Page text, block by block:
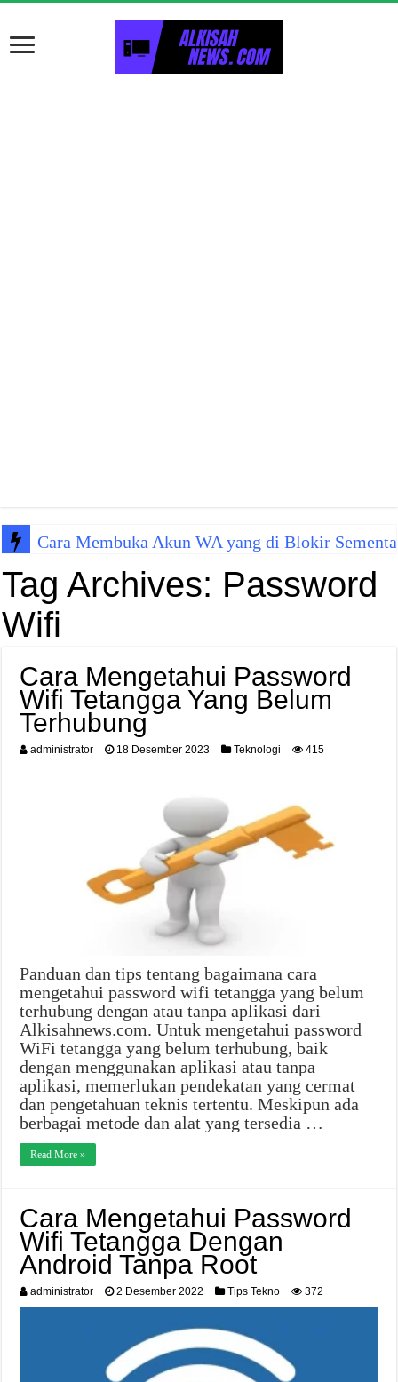
Cara Membuka Akun WA yang di Blokir
Tag Archives: Password
Wifi
Cara Mengetahui Password
Wifi Tetangga Yang Belum
Terhubung
administrator 18 Desember 2023 Teknologi 415
Panduan dan tips tentang bagaimana cara
mengetahui password wifi tetangga yang belum
terhubung dengan atau tanpa aplikasi dari
Alkisahnews.com. Untuk mengetahui password
WiFi tetangga yang belum terhubung, baik
dengan menggunakan aplikasi atau tanpa
aplikasi, memerlukan pendekatan yang cermat
dan pengetahuan teknis tertentu. Meskipun ada
berbagai metode dan alat yang tersedia …
Read More »
Cara Mengetahui Password
Wifi Tetangga Dengan
Android Tanpa Root
administrator 2 Desember 2022 Tips Tekno 372